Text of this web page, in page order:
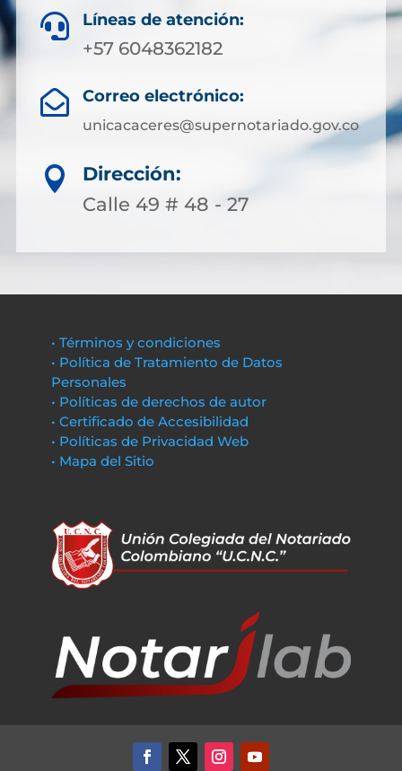
 Líneas de atención:
+57 6048362182
 Correo electrónico:
unicacaceres@supernotariado.gov.co

Dirección:
Calle 49 # 48 - 27
• Términos y condiciones
• Política de Tratamiento de Datos
Personales
• Políticas de derechos de autor
• Certificado de Accesibilidad
• Políticas de Privacidad Web
• Mapa del Sitio